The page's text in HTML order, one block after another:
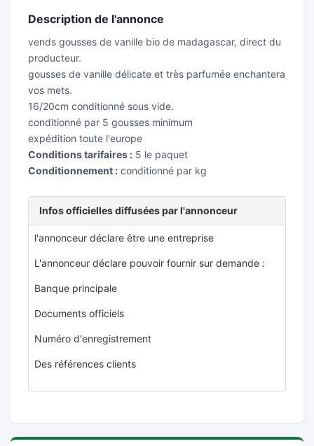
Description de l'annonce
vends gousses de vanille bio de madagascar, direct du
producteur.
gousses de vanille délicate et très parfumée enchantera
vos mets.
16/20cm conditionné sous vide.
conditionné par 5 gousses minimum
expédition toute l'europe
Conditions tarifaires : 5 le paquet
Conditionnement : conditionné par kg
Infos officielles diffusées par l'annonceur
l'annonceur déclare être une entreprise
L'annonceur déclare pouvoir fournir sur demande :
Banque principale
Documents officiels
Numéro d'enregistrement
Des références clients